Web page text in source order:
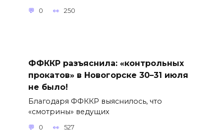
0 250
ФФККР разъяснила: «контрольных
прокатов» в Новогорске 30–31 июля
не было!
Благодаря ФФККР выяснилось, что
«смотрины» ведущих
0 527